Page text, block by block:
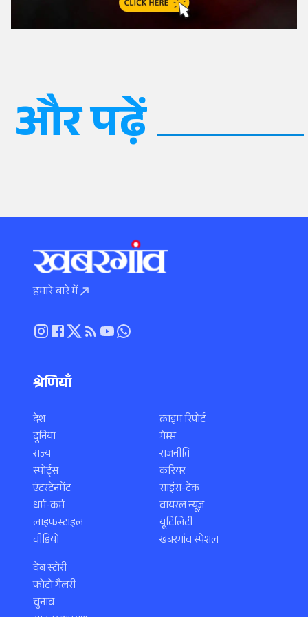
और पढ़ें
हमारे बारे में
श्रेणियाँ
देश
दुनिया
राज्य
स्पोर्ट्स
एंटरटेनमेंट
धर्म-कर्म
लाइफस्टाइल
वीडियो
क्राइम रिपोर्ट
गेम्स
राजनीति
करियर
साइंस-टेक
वायरल न्यूज़
यूटिलिटी
खबरगांव स्पेशल
वेब स्टोरी
फोटो गैलरी
चुनाव